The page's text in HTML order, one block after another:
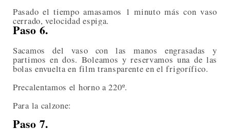
Pasado el tiempo amasamos 1 minuto más con vaso
cerrado, velocidad espiga.
Paso 6.
Sacamos del vaso con las manos engrasadas y
partimos en dos. Boleamos y reservamos una de las
bolas envuelta en film transparente en el frigorífico.
Precalentamos el horno a 220º.
Para la calzone:
Paso 7.